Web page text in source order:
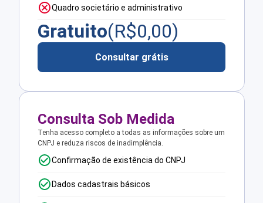
Quadro societário e administrativo
Gratuito(R$0,00)
Consultar grátis
Consulta Sob Medida
Tenha acesso completo a todas as informações sobre um
CNPJ e reduza riscos de inadimplência.
Confirmação de existência do CNPJ
Dados cadastrais básicos